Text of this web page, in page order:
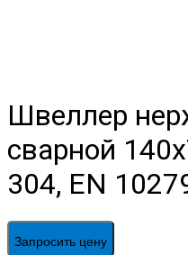
Швеллер
сварной
304, EN
Запросить цену